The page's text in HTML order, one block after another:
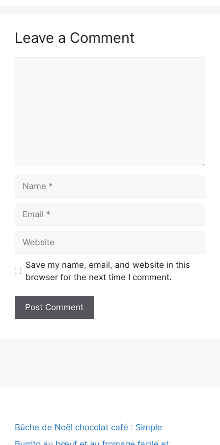
Leave a Comment
Save my name, email, and website in this
browser for the next time I comment.
Bûche de Noël chocolat café : Simple